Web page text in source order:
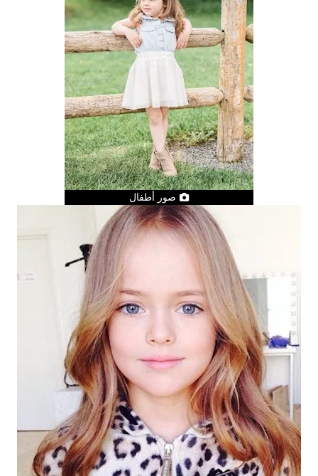
صور أطفال